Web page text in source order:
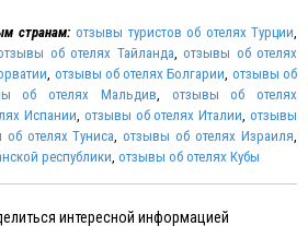
странам: отзывы туристов об отелях Турции
об отелях Тайланда отзывы об отелях
отзывы об отелях Болгарии отзывы об
об отелях Мальдив
отзывы об отелях
Испании отзывы об отелях Италии ,отзывы
отелях Туниса ,отзывы об отелях Израиля
республики отзывы об отелях Кубы
интересной информацией